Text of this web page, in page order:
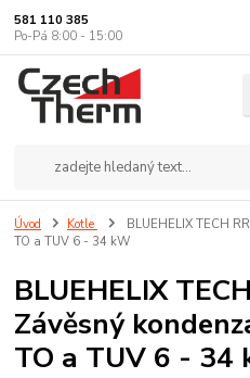
581 110 385
Po-Pá 8:00 - 15:00
Úvod Kotle
BLUEHELIX TECH
TO a TUV 6 - 34 kW
BLUEHELIX
Závěsný
TO a TUV 6 - 34